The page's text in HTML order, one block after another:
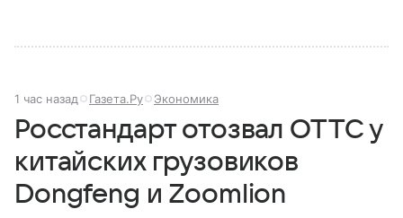
1 час назад Газета.Ру Экономика
Росстандарт отозвал ОТТС у
китайских грузовиков
Dongfeng и Zoomlion